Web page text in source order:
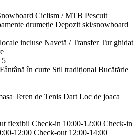
Ciclism / MTB Pescuit
drumeție Depozit ski/snowboard
incluse Navetă / Transfer Tur ghidat
5
Fântână în curte Stil tradițional Bucătărie
Teren de Tenis Dart Loc de joaca
flexibil Check-in 10:00-12:00 Check-in
12:00 Check-out 12:00-14:00